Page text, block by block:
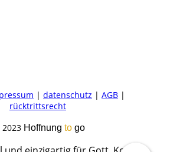
| datenschutz | AGB |
rücktrittsrecht
2023 Hoffnung to go